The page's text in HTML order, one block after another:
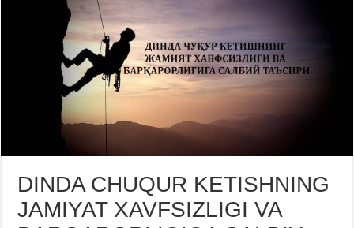
DINDA CHUQUR KЕTISHNING
JAMIYAT XAVFSIZLIGI VA